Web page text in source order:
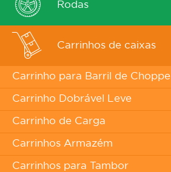
Rodas
Carrinhos de caixas
Carrinho para Barril de Choppe
Carrinho Dobrável Leve
Carrinho de Carga
Carrinhos Armazém
Carrinhos para Tambor